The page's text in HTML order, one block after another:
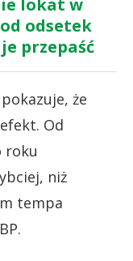
odsetek
przepaść
że
Od
roku
niż
tempa